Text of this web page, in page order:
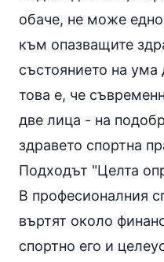
обаче, не може
към опазващите
състоянието на
това е, че
две лица - на
здравето спортна
Подходът "Целта
В професионалния
въртят около
спортно его и